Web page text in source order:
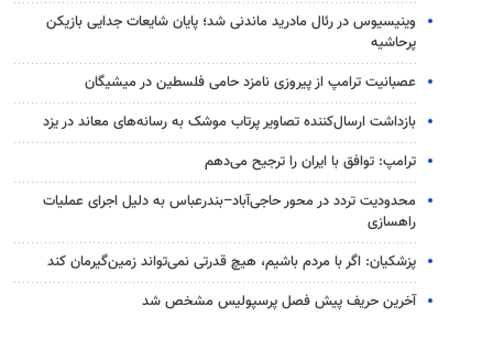
وینیسیوس در رئال مادرید ماندنی شد؛ پایان شایعات جدایی بازیکن
پرحاشیه
عصبانیت ترامپ از پیروزی نامزد حامی فلسطین در میشیگان
بازداشت ارسال‌کننده تصاویر پرتاب موشک به رسانه‌های معاند در یزد
ترامپ: توافق با ایران را ترجیح می‌دهم
محدودیت تردد در محور حاجی‌آباد–بندرعباس به دلیل اجرای عملیات
راهسازی
پزشکیان: اگر با مردم باشیم، هیچ قدرتی نمی‌تواند زمین‌گیرمان کند
آخرین حریف پیش فصل پرسپولیس مشخص شد